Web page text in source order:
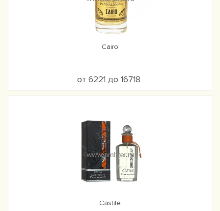
Cairo
от 6221 до 16718
Castile